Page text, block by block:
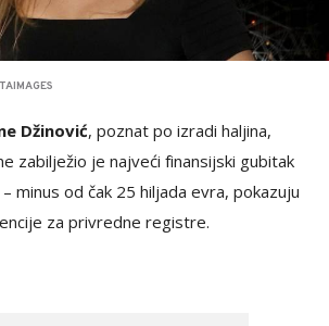
Džinović, poznat po izradi haljina,
zabilježio je najveći finansijski gubitak
minus od čak 25 hiljada evra, pokazuju
za privredne registre.